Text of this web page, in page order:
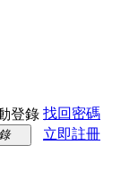
登錄 找回密碼
立即註冊